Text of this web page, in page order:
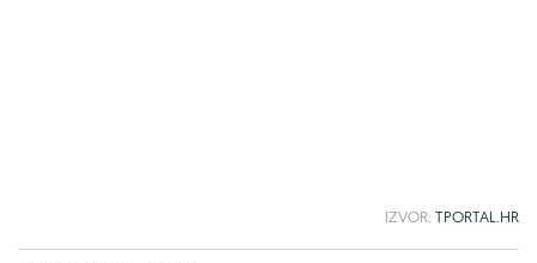
IZVOR: TPORTAL.HR